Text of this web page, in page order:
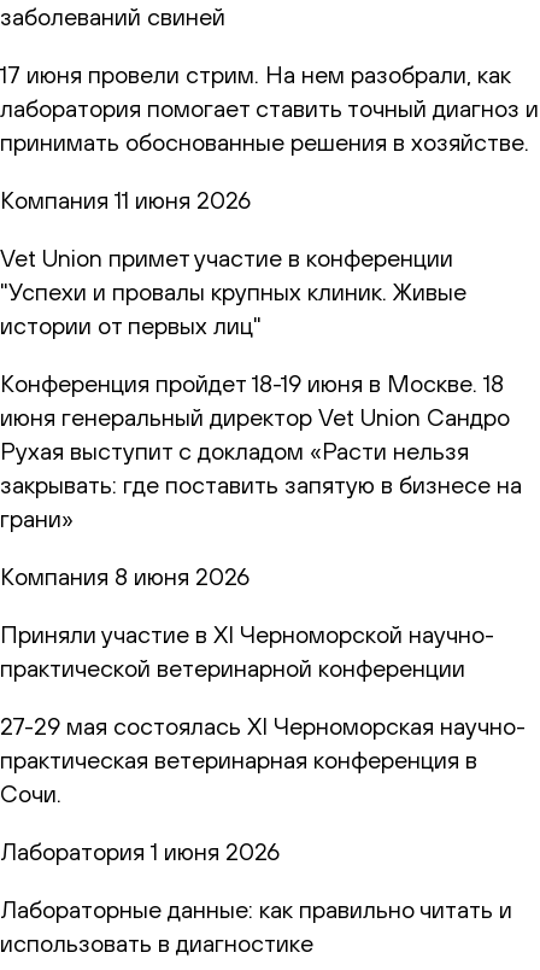
заболеваний свиней
17 июня провели стрим. На нем разобрали, как
лаборатория помогает ставить точный диагноз и
принимать обоснованные решения в хозяйстве.
Компания 11 июня 2026
Vet Union примет участие в конференции
"Успехи и провалы крупных клиник. Живые
истории от первых лиц"
Конференция пройдет 18-19 июня в Москве. 18
июня генеральный директор Vet Union Сандро
Рухая выступит с докладом «Расти нельзя
закрывать: где поставить запятую в бизнесе на
грани»
Компания 8 июня 2026
Приняли участие в XI Черноморской научно-
практической ветеринарной конференции
27-29 мая состоялась XI Черноморская научно-
практическая ветеринарная конференция в
Сочи.
Лаборатория 1 июня 2026
Лабораторные данные: как правильно читать и
использовать в диагностике